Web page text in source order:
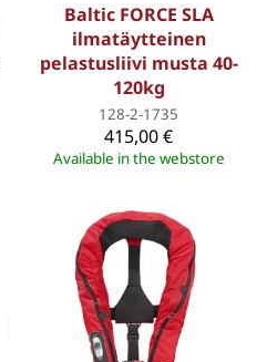
Baltic FORCE SLA
ilmatäytteinen
pelastusliivi musta 40-
120kg
128-2-1735
415,00 €
Available in the webstore